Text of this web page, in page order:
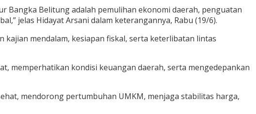
Bangka Belitung adalah pemulihan ekonomi daerah, penguatan
jelas Hidayat Arsani dalam keterangannya, Rabu (19/6).
mendalam, kesiapan fiskal, serta keterlibatan lintas
memperhatikan kondisi keuangan daerah, serta mengedepankan
mendorong pertumbuhan UMKM, menjaga stabilitas harga,